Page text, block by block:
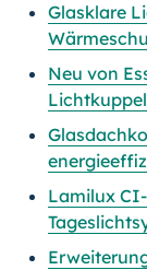
Glasklare
Neu von
Lamilux